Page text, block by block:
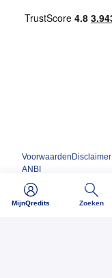
MijnQredits Zoeken
Voorwaarden Disclaimer
ANBI